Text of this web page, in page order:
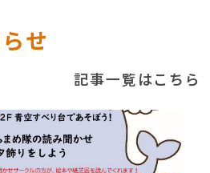
せ
記事一覧はこちら